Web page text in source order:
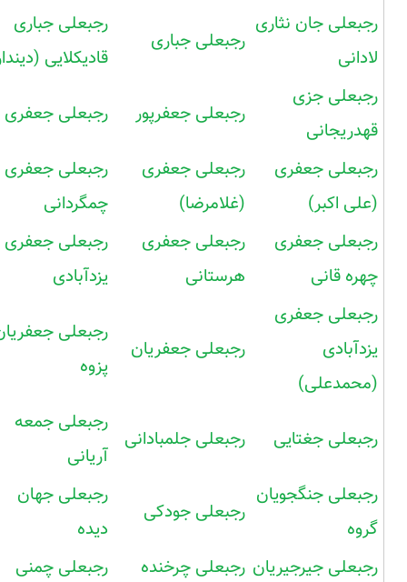
رجبعلی جان نثاری
لادانی
رجبعلی جباری
رجبعلی جباری
قادیکلایی
رجبعلی جزی
قهدریجانی
رجبعلی جعفرپور رجبعلی جعفری
رجبعلی جعفری
(علی اکبر)
رجبعلی جعفری
(غلامرضا)
رجبعلی جعفری
چمگردانی
رجبعلی جعفری
چهره قانی
رجبعلی جعفری
هرستانی
رجبعلی جعفری
یزدآبادی
رجبعلی جعفری
یزدآبادی
(محمدعلی)
رجبعلی جعفریان
رجبعلی
پزوه
رجبعلی جغتایی رجبعلی جلمبادانی
رجبعلی جمعه
آریانی
رجبعلی جنگجویان
گروه
رجبعلی جودکی
رجبعلی جهان
دیده
رجبعلی جیرجیریان رجبعلی چرخنده
رجبعلی چمنی